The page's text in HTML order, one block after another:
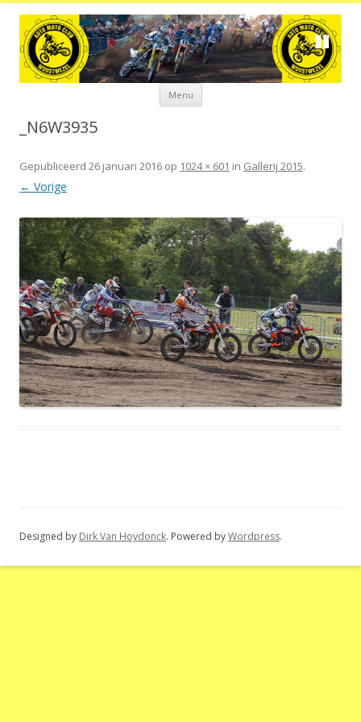
Menu Spring
de
_N6W3935
Gepubliceerd 26 januari 2016 op 1024 × 601 in Gallerij 2015.
← Vorige
Designed by Dirk Van Hoydonck. Powered byWordpress.